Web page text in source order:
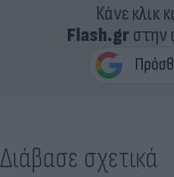
Κάνε κλικ
Flash.grστην
Διάβασε σχετικά